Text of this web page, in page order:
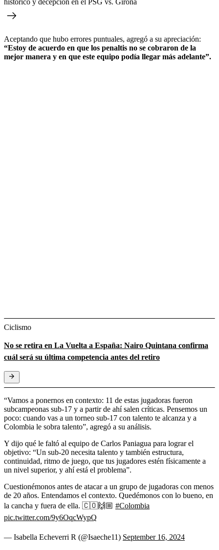
Aceptando que hubo errores puntuales, agregó a su apreciación:
“Estoy de acuerdo en que los penaltis no se cobraron de la
mejor manera y en que este equipo podía llegar más adelante”.
Ciclismo
No se retira en La Vuelta a España: Nairo Quintana confirma
cuál será su última competencia antes del retiro
“Vamos a ponernos en contexto: 11 de estas jugadoras fueron
subcampeonas sub-17 y a partir de ahí salen críticas. Pensemos un
poco: cuando vas a un torneo sub-17 con talento te alcanza y a
Colombia le sobra talento”, agregó a su análisis.
Y dijo qué le faltó al equipo de Carlos Paniagua para lograr el
objetivo: “Un sub-20 necesita talento y también estructura,
continuidad, ritmo de juego, que tus jugadores estén físicamente a
un nivel superior, y ahí está el problema”.
Cuestionémonos antes de atacar a un grupo de jugadoras con menos
de 20 años. Entendamos el contexto. Quedémonos con lo bueno, en
la cancha y fuera de ella. 🇨🇴🙌🏼 #Colombia
pic.twitter.com/9y6OqcWypQ
— Isabella Echeverri R (@Isaeche11) September 16, 2024